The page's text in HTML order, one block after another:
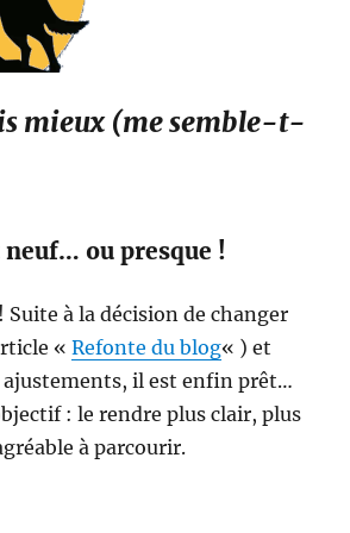
mieux (me semble-t-
ou presque !
Suite à la décision de changer
«Refonte du blog« ) et
ajustements, il est enfin prêt…
: le rendre plus clair, plus
à parcourir.